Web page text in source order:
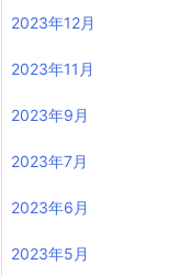
2023年12月
2023年11月
2023年9月
2023年7月
2023年6月
2023年5月